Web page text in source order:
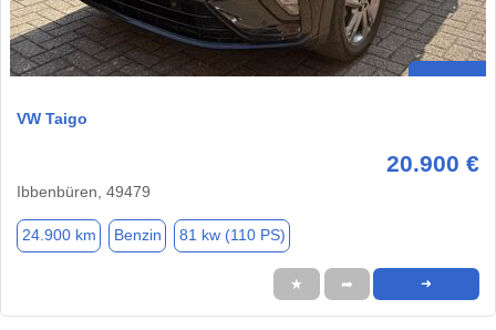
VW Taigo
20.900 €
Ibbenbüren, 49479
24.900 km Benzin 81 kw (110 PS)
★ ➦ ➜